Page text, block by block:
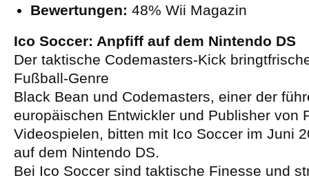
Bewertungen: 48% Wii Magazin
Ico Soccer: Anpfiff auf dem Nintendo DS
Der taktische Codemasters-Kick
Fußball-Genre
Black Bean und Codemasters, einer der
europäischen Entwickler und Publisher von
Videospielen, bitten mit Ico Soccer im Juni
auf dem Nintendo DS.
Bei Ico Soccer sind taktische Finesse und